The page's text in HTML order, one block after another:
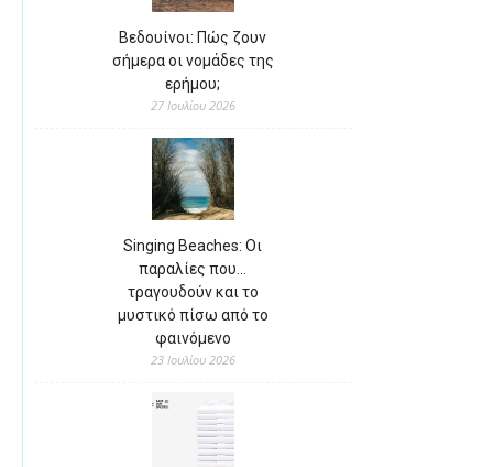
Βεδουίνοι: Πώς ζουν
σήμερα οι νομάδες της
ερήμου;
27 Ιουλίου 2026
Singing Beaches: Οι
παραλίες που…
τραγουδούν και το
μυστικό πίσω από το
φαινόμενο
23 Ιουλίου 2026